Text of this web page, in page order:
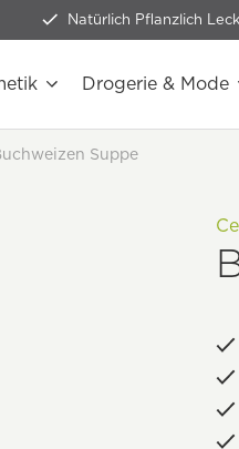
Natürlich Pflanzlich
Drogerie & Mode
Suppe